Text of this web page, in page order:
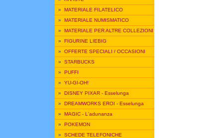
» MATERIALE FILATELICO
» MATERIALE NUMISMATICO
» MATERIALE PER ALTRE COLLEZIONI
» FIGURINE LIEBIG
» OFFERTE SPECIALI / OCCASIONI
» STARBUCKS
» PUFFI
» YU-GI-OH!
» DISNEY PIXAR - Esselunga
» DREAMWORKS EROI - Esselunga
» MAGIC - L'adunanza
» POKEMON
» SCHEDE TELEFONICHE